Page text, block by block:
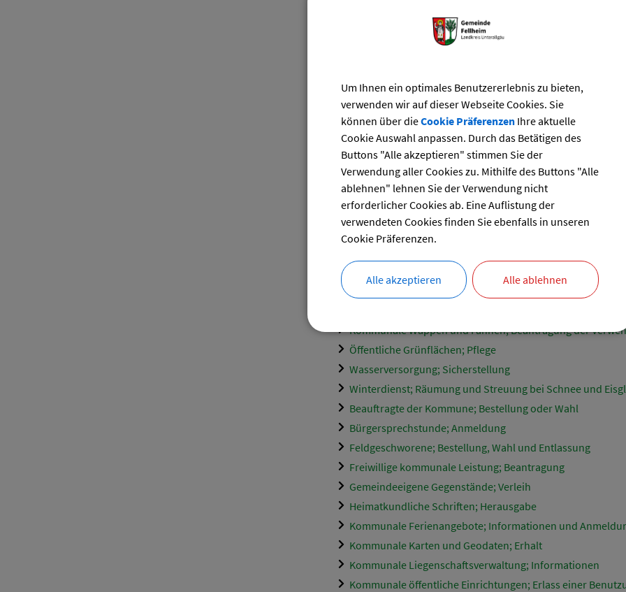
Bauland; Bereitstellung durch Gemeinde
Bürgermeister- und Gemeinderatsangelegenheiten;
Feuerbeschau; Durchführung
Freiwillige Feuerwehr; Feuerwehrdienst
Gemeinderat; Informationen zu Sitzungsniederschriften
Gemeinderat; Informationen zu den Sitzungen
Gewässer dritter Ordnung; Informationen zum
Gewässer dritter Ordnung; Informationen zur
Gewerbeansiedlung; Ausweis von Gewerbegebieten
Heimatpflege; Bestellung einer Ortsheimatpflegerin/
Immobilien; Informationen zur Vermietung und
Kommunale Auszeichnung; Ehrung durch die Gemeinde
Kommunale Grundstücksangelegenheiten; Informationen
Kommunale Wappen und Fahnen; Beantragung der
Öffentliche Grünflächen; Pflege
Wasserversorgung; Sicherstellung
Winterdienst; Räumung und Streuung bei Schnee und
Beauftragte der Kommune; Bestellung oder Wahl
Bürgersprechstunde; Anmeldung
Feldgeschworene; Bestellung, Wahl und Entlassung
Freiwillige kommunale Leistung; Beantragung
Gemeindeeigene Gegenstände; Verleih
Heimatkundliche Schriften; Herausgabe
Kommunale Ferienangebote; Informationen und
Kommunale Karten und Geodaten; Erhalt
Kommunale Liegenschaftsverwaltung; Informationen
Kommunale öffentliche Einrichtungen; Erlass einer
Um Ihnen ein optimales Benutzererlebnis zu bieten,
verwenden wir auf dieser Webseite Cookies. Sie
können über dieCookie PräferenzenIhre aktuelle
Cookie Auswahl anpassen. Durch das Betätigen des
Buttons "Alle akzeptieren" stimmen Sie der
Verwendung aller Cookies zu. Mithilfe des Buttons "Alle
ablehnen" lehnen Sie der Verwendung nicht
erforderlicher Cookies ab. Eine Auflistung der
verwendeten Cookies finden Sie ebenfalls in unseren
Cookie Präferenzen.
Alle akzeptieren Alle ablehnen